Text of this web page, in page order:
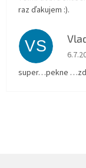
raz ďakujem :).
VS
super…pekne